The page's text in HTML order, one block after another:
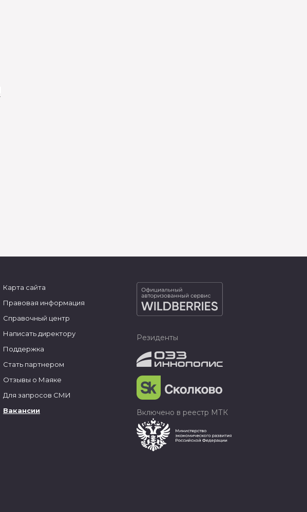
Карта сайта
Правовая информация
Справочный центр
Написать директору
Поддержка
Стать партнером
Отзывы о Маяке
Для запросов СМИ
Вакансии
Резиденты
Включено в реестр МТК